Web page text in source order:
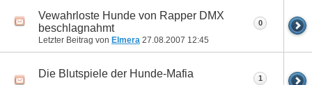
Vewahrloste Hunde von Rapper DMX
beschlagnahmt
Letzter Beitrag von Elmera 27.08.2007 12:45
0
Die Blutspiele der Hunde-Mafia 1